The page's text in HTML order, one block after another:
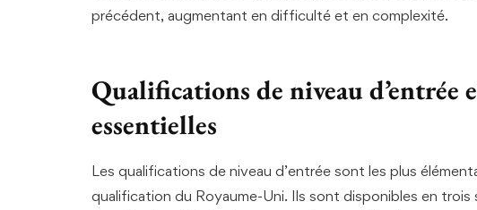
précédent, augmentant en difficulté et en complexité.
Qualifications de niveau d’entrée
essentielles
Les qualifications de niveau d’entrée sont les plus
qualification du Royaume-Uni. Ils sont disponibles en trois